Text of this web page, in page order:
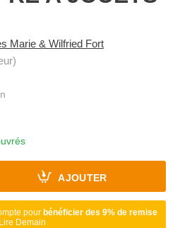
Marie & Wilfried Fort
AJOUTER
pour bénéficier des 9% de remise
Lire Demain